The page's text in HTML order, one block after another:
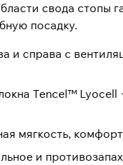
свода стопы
посадку.
и справа с
Tencel™ Lyocell
мягкость,
и